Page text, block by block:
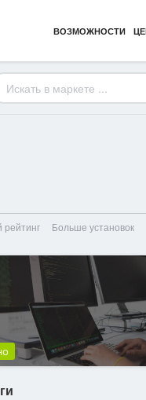
ВОЗМОЖНОСТИ
рейтинг Больше установок